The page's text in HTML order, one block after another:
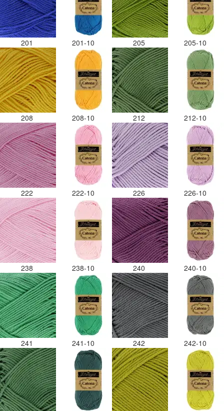
201 201-10 205 205-10
208 208-10 212 212-10
222 222-10 226 226-10
238 238-10 240 240-10
241 241-10 242 242-10